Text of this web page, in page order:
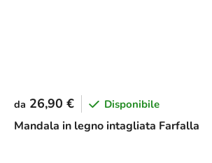
Mandala in legno intagliata Farfalla
da 26,90 € Disponibile